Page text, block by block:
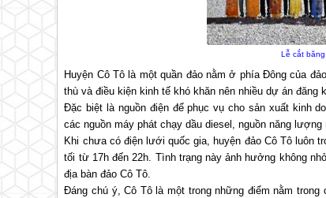
Lễ cắt
Huyện Cô Tô là một quần đảo nằm ở phía Đông của
thù và điều kiện kinh tế khó khăn nên nhiều dự án
Đặc biệt là nguồn điện để phục vụ cho sản xuất kinh
các nguồn máy phát chạy dầu diesel, nguồn năng
Khi chưa có điện lưới quốc gia, huyện đảo Cô Tô luôn
tối từ 17h đến 22h. Tình trạng này ảnh hưởng không
địa bàn đảo Cô Tô.
Đáng chú ý, Cô Tô là một trong những điểm nằm